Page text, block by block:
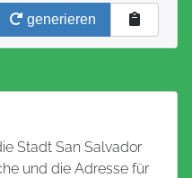
generieren
Stadt San Salvador
und die Adresse für